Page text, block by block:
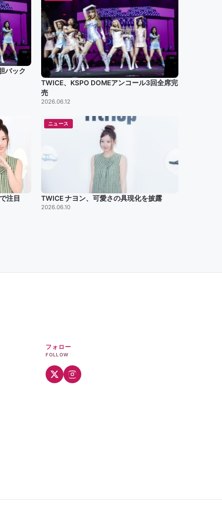
バック
TWICE、KSPO DOMEアンコール3回全席完
売
2026.06.12
注目
ニュース
TWICE ナヨン、可愛さの具現化を披露
2026.06.10
フォロー
FOLLOW